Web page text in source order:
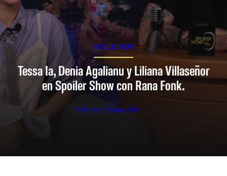
SPOILER SHOW
Tessa Ia, Denia Agalianu y Liliana Villaseñor
en Spoiler Show con Rana Fonk.
Ver en Youtube